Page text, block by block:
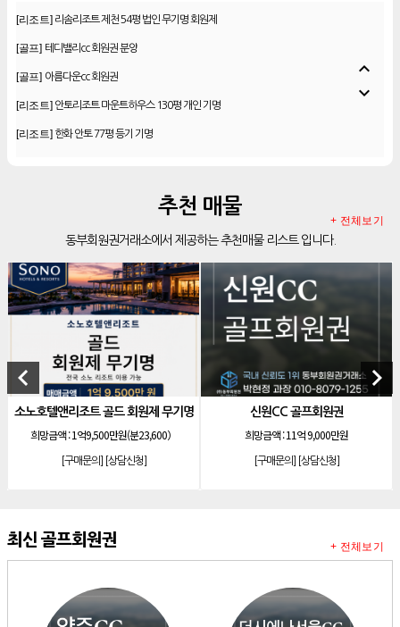
[리조트] 리솜리조트 제천 54평 법인 무기명 회원제
[골프] 테디밸리cc 회원권 분양
[골프] 아름다운cc 회원권
[리조트] 안토리조트 마운트하우스 130평 개인 기명
[리조트] 한화 안토 77평 등기 기명
소노 이그젝큐티브 회원제 무기명
소노호텔앤리조트 로얄 회원제 기명
[리조트]소노호텔앤리조트 로얄 회원제 기명
[리조트]소노호텔앤리조트 로얄 등기 기명
소노호텔앤리조트 골드 회원제 무기명
[리조트]소노호텔앤리조트 골드 등기 기명
[리조트]소노호텔앤리조트 스위트 등기 무기명
[리조트]소노호텔앤리조트 스위트 등기 기명
[리조트] 소노호텔앤리조트 패밀리 등기 무기명
[리조트]켄싱턴리조트 31평 등기 통합 회원권
빌라쥬드 아난티 기명 회원권
[리조트] 안토리조트 가든하우스 77평 등기 기명
expand_less
expand_more
추천 매물
동부회원권거래소에서 제공하는 추천매물 리스트 입니다.
+ 전체보기
keyboard_arrow_left
소노호텔앤리조트 골드 회원제 무기명
희망금액 :1억9,500만원(분23,600）
[구매문의] [상담신청]
신원CC 골프회원권
희망금액 :11억 9,000만원
[구매문의] [상담신청]
keyboard_arrow_right
최신 골프회원권 + 전체보기